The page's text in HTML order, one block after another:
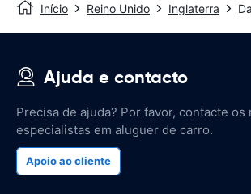
Início Reino Unido Inglaterra
Ajuda e contacto
Precisa de ajuda? Por favor, contacte os
especialistas em aluguer de carro.
Apoio ao cliente